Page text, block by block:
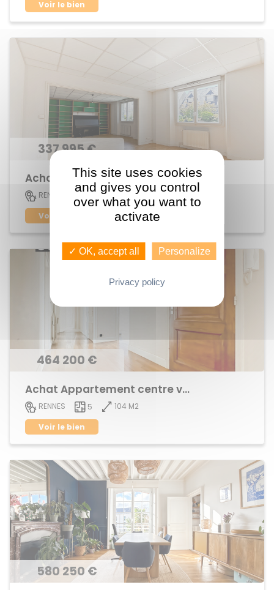
Voir le bien
337 995 €
Achat Appartement Jeanne d'Arc
RENNES
113 M2
Voir le bien
464 200 €
Achat Appartement centre ville
RENNES 5
104 M2
Voir le bien
580 250 €
This site uses cookies
and gives you control
over what you want to
activate
✓ OK, accept all Personalize
Privacy policy